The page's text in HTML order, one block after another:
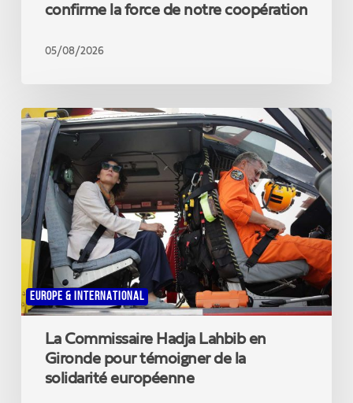
confirme la force de notre coopération
05/08/2026
EUROPE & INTERNATIONAL
La
Commissaire
Hadja
Lahbib
en
Gironde
pour
témoigner
de
solidarité
européenne
La Commissaire Hadja Lahbib en
Gironde pour témoigner de la
solidarité européenne